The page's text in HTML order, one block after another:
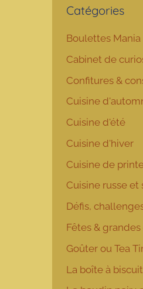
Catégories
Boulettes Mania
Cabinet de
Confitures &
Cuisine
Cuisine d'été
Cuisine d'hiver
Cuisine de
Cuisine russe et
Défis,
Fêtes &
Goûter ou Tea
La boîte à